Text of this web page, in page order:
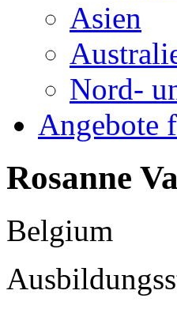
Asien
Nord-
Angebote
Rosanne
Belgium